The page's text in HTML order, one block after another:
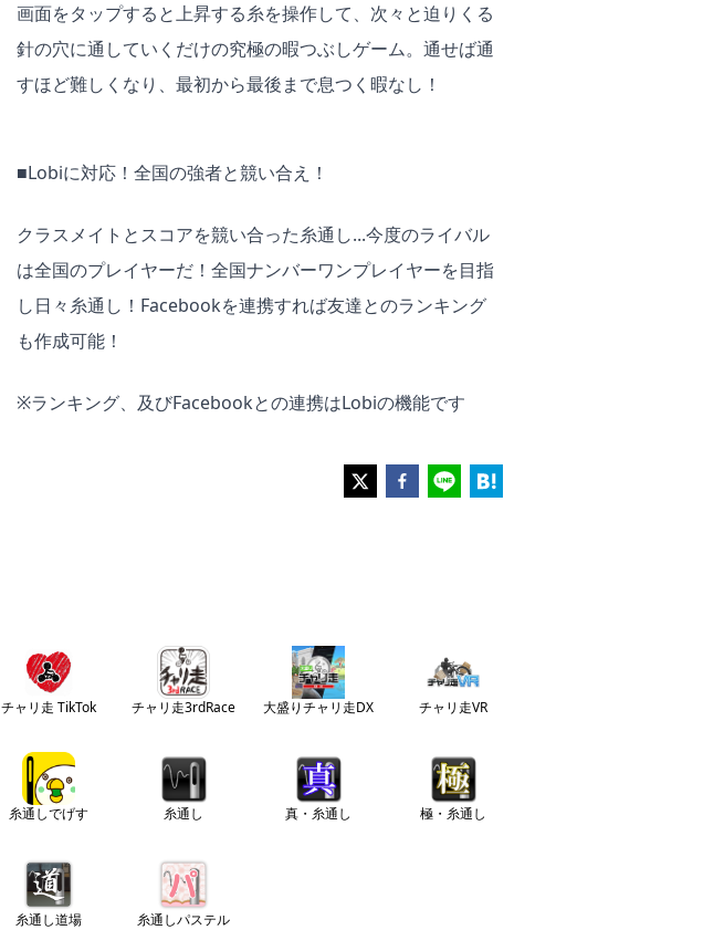
画面をタップすると上昇する糸を操作して、次々と迫りくる
針の穴に通していくだけの究極の暇つぶしゲーム。通せば通
すほど難しくなり、最初から最後まで息つく暇なし！
■Lobiに対応！全国の強者と競い合え！
クラスメイトとスコアを競い合った糸通し...今度のライバル
は全国のプレイヤーだ！全国ナンバーワンプレイヤーを目指
し日々糸通し！Facebookを連携すれば友達とのランキング
も作成可能！
※ランキング、及びFacebookとの連携はLobiの機能です
チャリ走 TikTok チャリ走3rdRace 大盛りチャリ走DX チャリ走VR
糸通しでげす 糸通し 真・糸通し 極・糸通し
糸通し道場 糸通しパステル